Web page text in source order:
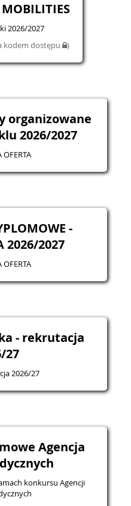
MOBILITIES
2026/2027
kodem dostępu
)
organizowane
2026/2027
OFERTA
-
2026/2027
OFERTA
- rekrutacja
27
2026/27
Agencja
konkursu Agencji